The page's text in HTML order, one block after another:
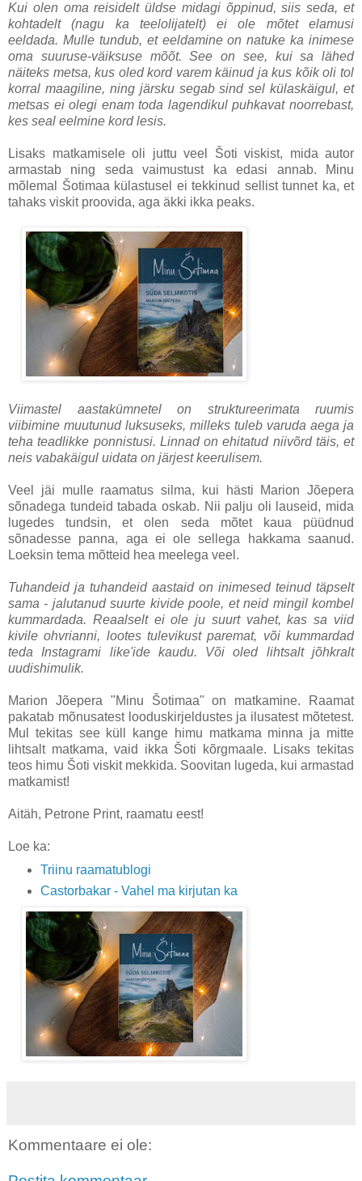
Kui olen oma reisidelt üldse midagi õppinud, siis seda, et
kohtadelt (nagu ka teelolijatelt) ei ole mõtet elamusi
eeldada. Mulle tundub, et eeldamine on natuke ka inimese
oma suuruse-väiksuse mõõt. See on see, kui sa lähed
näiteks metsa, kus oled kord varem käinud ja kus kõik oli tol
korral maagiline, ning järsku segab sind sel külaskäigul, et
metsas ei olegi enam toda lagendikul puhkavat noorrebast,
kes seal eelmine kord lesis.
Lisaks matkamisele oli juttu veel Šoti viskist, mida autor
armastab ning seda vaimustust ka edasi annab. Minu
mõlemal Šotimaa külastusel ei tekkinud sellist tunnet ka, et
tahaks viskit proovida, aga äkki ikka peaks.
Viimastel aastakümnetel on struktureerimata ruumis
viibimine muutunud luksuseks, milleks tuleb varuda aega ja
teha teadlikke ponnistusi. Linnad on ehitatud niivõrd täis, et
neis vabakäigul uidata on järjest keerulisem.
Veel jäi mulle raamatus silma, kui hästi Marion Jõepera
sõnadega tundeid tabada oskab. Nii palju oli lauseid, mida
lugedes tundsin, et olen seda mõtet kaua püüdnud
sõnadesse panna, aga ei ole sellega hakkama saanud.
Loeksin tema mõtteid hea meelega veel.
Tuhandeid ja tuhandeid aastaid on inimesed teinud täpselt
sama - jalutanud suurte kivide poole, et neid mingil kombel
kummardada. Reaalselt ei ole ju suurt vahet, kas sa viid
kivile ohvrianni, lootes tulevikust paremat, või kummardad
teda Instagrami like'ide kaudu. Või oled lihtsalt jõhkralt
uudishimulik.
Marion Jõepera "Minu Šotimaa" on matkamine. Raamat
pakatab mõnusatest looduskirjeldustes ja ilusatest mõtetest.
Mul tekitas see küll kange himu matkama minna ja mitte
lihtsalt matkama, vaid ikka Šoti kõrgmaale. Lisaks tekitas
teos himu Šoti viskit mekkida. Soovitan lugeda, kui armastad
matkamist!
Aitäh, Petrone Print, raamatu eest!
Loe ka:
Triinu raamatublogi
Castorbakar - Vahel ma kirjutan ka
Kommentaare ei ole: